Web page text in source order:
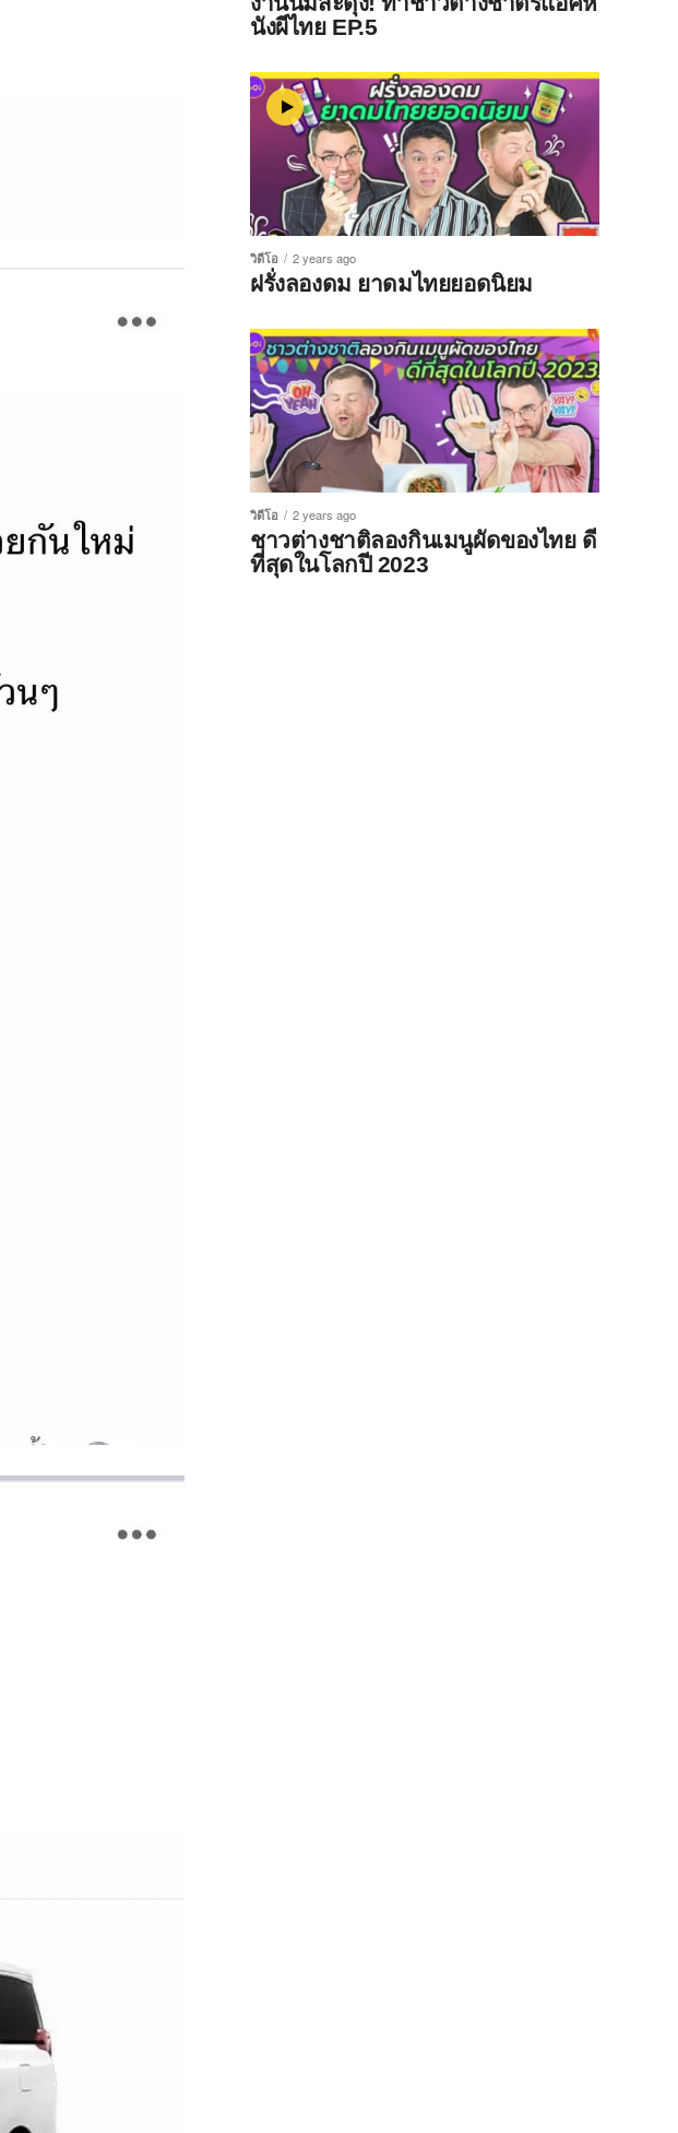
นังผีไทย EP.5
วิดีโอ 2 years ago
ฝรั่งลองดม ยาดมไทยยอดนิยม
วิดีโอ 2 years ago
ชาวต่างชาติลองกินเมนูผัดของไทย ดี
ที่สุดในโลกปี 2023